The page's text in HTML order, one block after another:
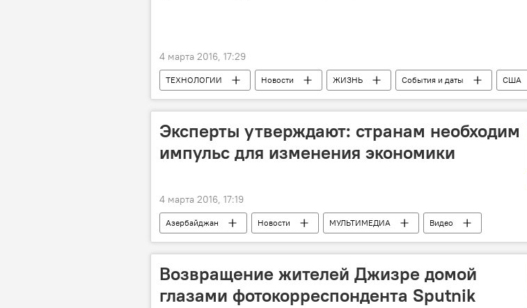
4 марта 2016, 17:29
ТЕХНОЛОГИИ Новости ЖИЗНЬ События и даты
США
Эмиль Берлинер
Микрофон Изобретение
Эксперты утверждают: странам необходим
импульс для изменения экономики
4 марта 2016, 17:19
Азербайджан Новости МУЛЬТИМЕДИА Видео
Возвращение жителей Джизре домой
глазами фотокорреспондента Sputnik